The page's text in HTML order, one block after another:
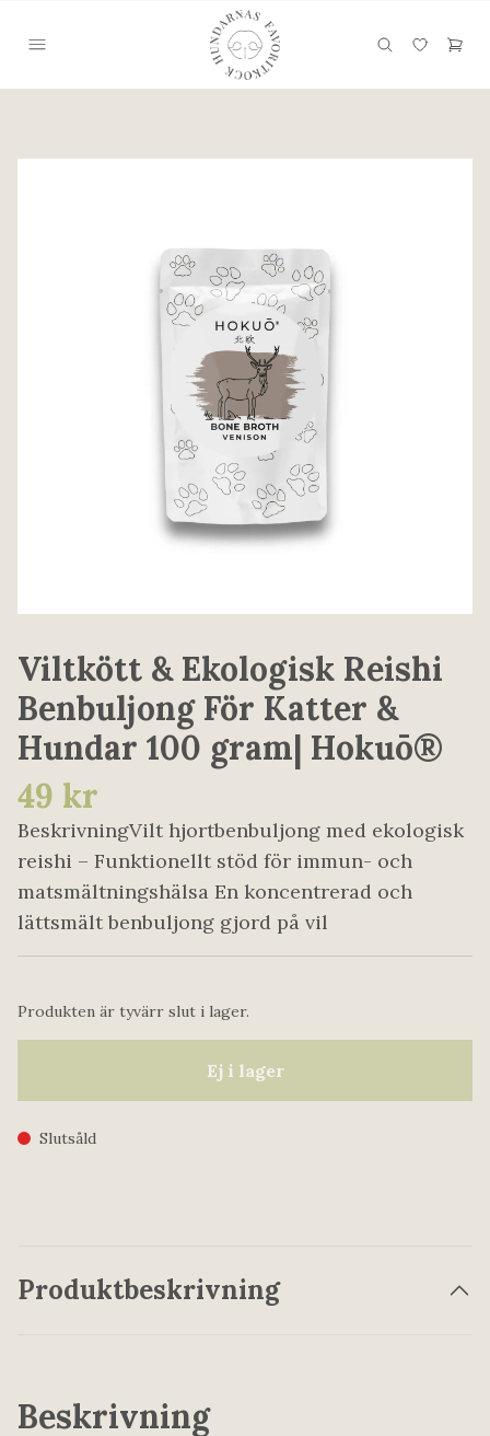
Viltkött & Ekologisk Reishi
Benbuljong För Katter &
Hundar 100 gram| Hokuō®
49 kr
BeskrivningVilt hjortbenbuljong med ekologisk
reishi – Funktionellt stöd för immun- och
matsmältningshälsa En koncentrerad och
lättsmält benbuljong gjord på vil
Produkten är tyvärr slut i lager.
Ej i lager
Slutsåld
Produktbeskrivning
Beskrivning